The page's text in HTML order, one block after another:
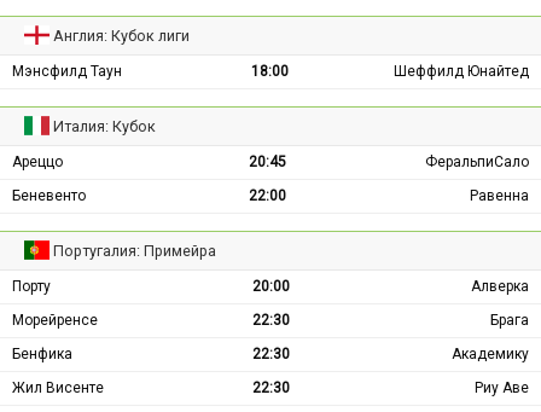
Англия: Кубок лиги
Мэнсфилд Таун 18:00 Шеффилд Юнайтед
Италия: Кубок
Ареццо 20:45
ФеральпиСало
Беневенто
22:00 Равенна
Португалия: Примейра
Порту 20:00
Алверка
Морейренсе
22:30
Брага
Бенфика
22:30
Академику
Жил Висенте
22:30 Риу Аве